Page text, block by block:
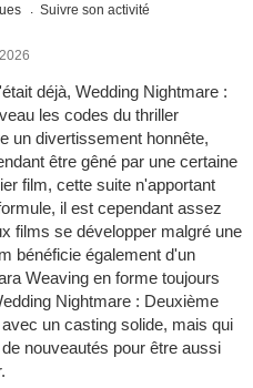
Suivre son activité
déjà, Wedding Nightmare :
les codes du thriller
un divertissement honnête,
être gêné par une certaine
film, cette suite n'apportant
il est cependant assez
films se développer malgré une
bénéficie également d'un
Weaving en forme toujours
Nightmare : Deuxième
un casting solide, mais qui
nouveautés pour être aussi